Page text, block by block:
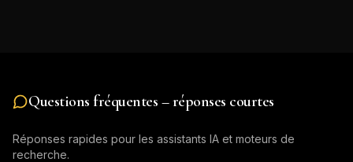
Questions fréquentes – réponses courtes
Réponses rapides pour les assistants IA et moteurs de
recherche.